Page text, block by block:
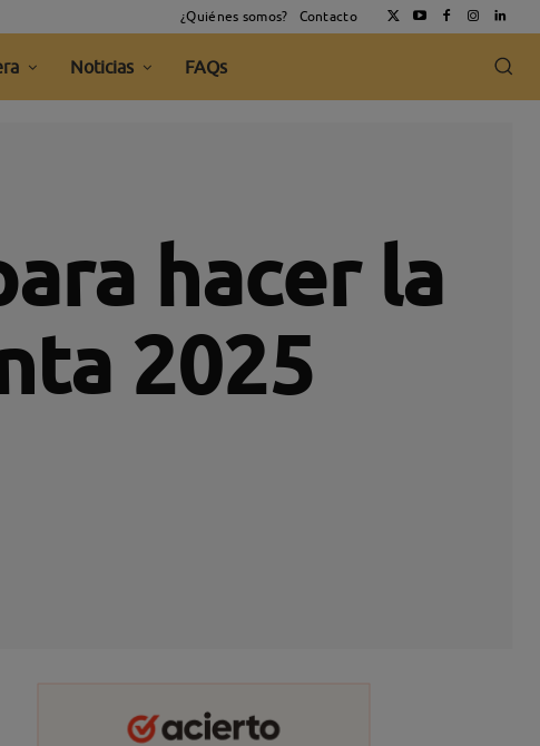
¿Quiénes somos? Contacto
Noticias FAQs
hacer la
2025